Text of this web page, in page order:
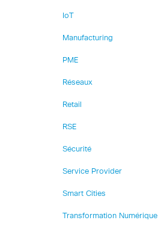
IoT
Manufacturing
PME
Réseaux
Retail
RSE
Sécurité
Service Provider
Smart Cities
Transformation Numérique